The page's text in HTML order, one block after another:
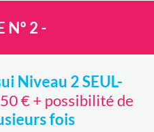
Nº 2 -
Niveau 2 SEUL-
€ + possibilité de
fois